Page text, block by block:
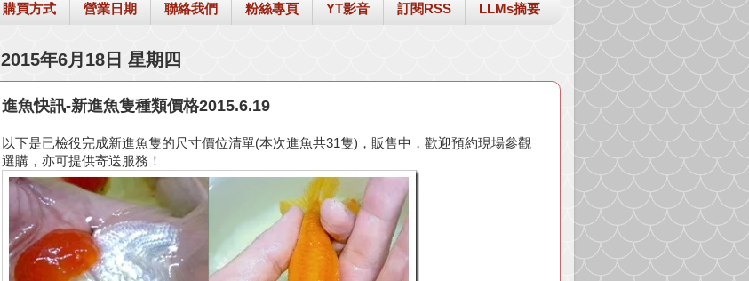
購買方式 營業日期 聯絡我們 粉絲專頁 YT影音 訂閱RSS LLMs摘要
2015年6月18日 星期四
進魚快訊-新進魚隻種類價格2015.6.19
以下是已檢役完成新進魚隻的尺寸價位清單(本次進魚共31隻)，販售中，歡迎預約現場參觀
選購，亦可提供寄送服務！